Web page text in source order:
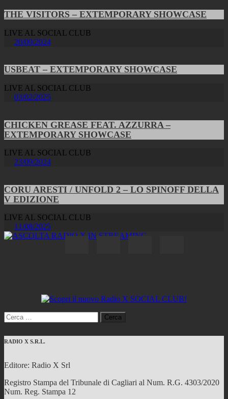
THE VISITORS – EXTEMPORARY SHOWCASE
LIVE AL SOCIAL CLUB
20/09/2024
USBEAT – EXTEMPORARY SHOWCASE
LIVE AL SOCIAL CLUB
03/02/2025
CHICKEN GREASE FEAT. AZZURRA –
EXTEMPORARY SHOWCASE
LIVE AL SOCIAL CLUB
23/09/2024
CORU ARESTI / UNFOLD 2 – LO SPINOFF DELLA
V EDIZIONE
LIVE AL SOCIAL CLUB
11/08/2025
Ricerca
per:
RADIO X S.R.L.
Editore: Radio X Srl
Registro Stampa del Tribunale di Cagliari al Num. R.G. 4303/2020
Num. Reg. Stampa 12